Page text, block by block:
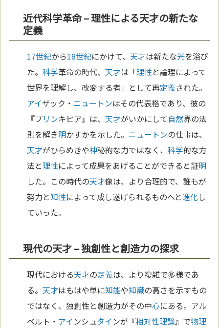
近代科学革命 – 理性による天才の新たな
定義
17世紀から18世紀にかけて、天才は新たな光を浴び
た。科学革命の時代、天才は「理性と論理によって
世界を理解し、改変する者」として再定義された。
アイザック・ ニュートンはその代表格であり、彼の
『プリンキピア』は、天才がいかにして自然界の法
則を解き明かすかを示した。 ニュートンの仕事は、
天才がひらめきや神秘的な力ではなく、科学的な方
法と理性によって成果をあげることができると証明
した。この時代の天才像は、より合理的で、誰もが
努力と知性によって成し遂げられるものへと進化し
ていった。
現代の天才 – 独創性と創造力の探求
現代における天才の定義は、より複雑で多様であ
る。天才はもはや単に知能や知識の高さを示すもの
ではなく、独創性と創造力がその中心にある。アル
ベルト・ アインシュタインが『相対性理論』で物理